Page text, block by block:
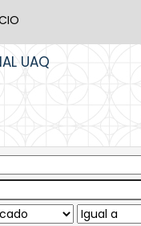
UAQ